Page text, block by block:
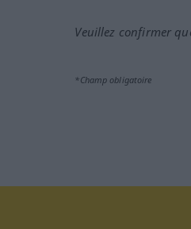
Veuillez confirmer
*Champ obligatoire